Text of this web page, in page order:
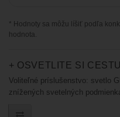
* Hodnoty sa môžu líšiť podľa
hodnota.
+ OSVETLITE SI CESTU
Voliteľné príslušenstvo: svetlo
znížených svetelných